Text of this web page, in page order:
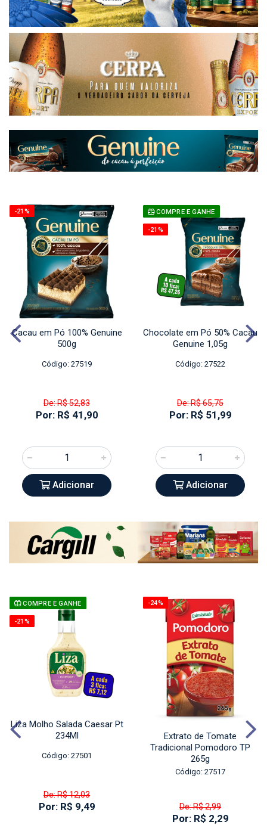
-21%
Cacau em Pó 100% Genuine
500g
Código: 27519
De: R$ 52,83
Por: R$ 41,90
Adicionar
COMPRE E GANHE
-21%
Chocolate em Pó 50% Cacau
Genuine 1,05g
Código: 27522
De: R$ 65,75
Por: R$ 51,99
Adicionar
COMPRE E GANHE
-21%
Liza Molho Salada Caesar Pt
234Ml
Código: 27501
De: R$ 12,03
Por: R$ 9,49
-24%
Extrato de Tomate
Tradicional Pomodoro TP
265g
Código: 27517
De: R$ 2,99
Por: R$ 2,29